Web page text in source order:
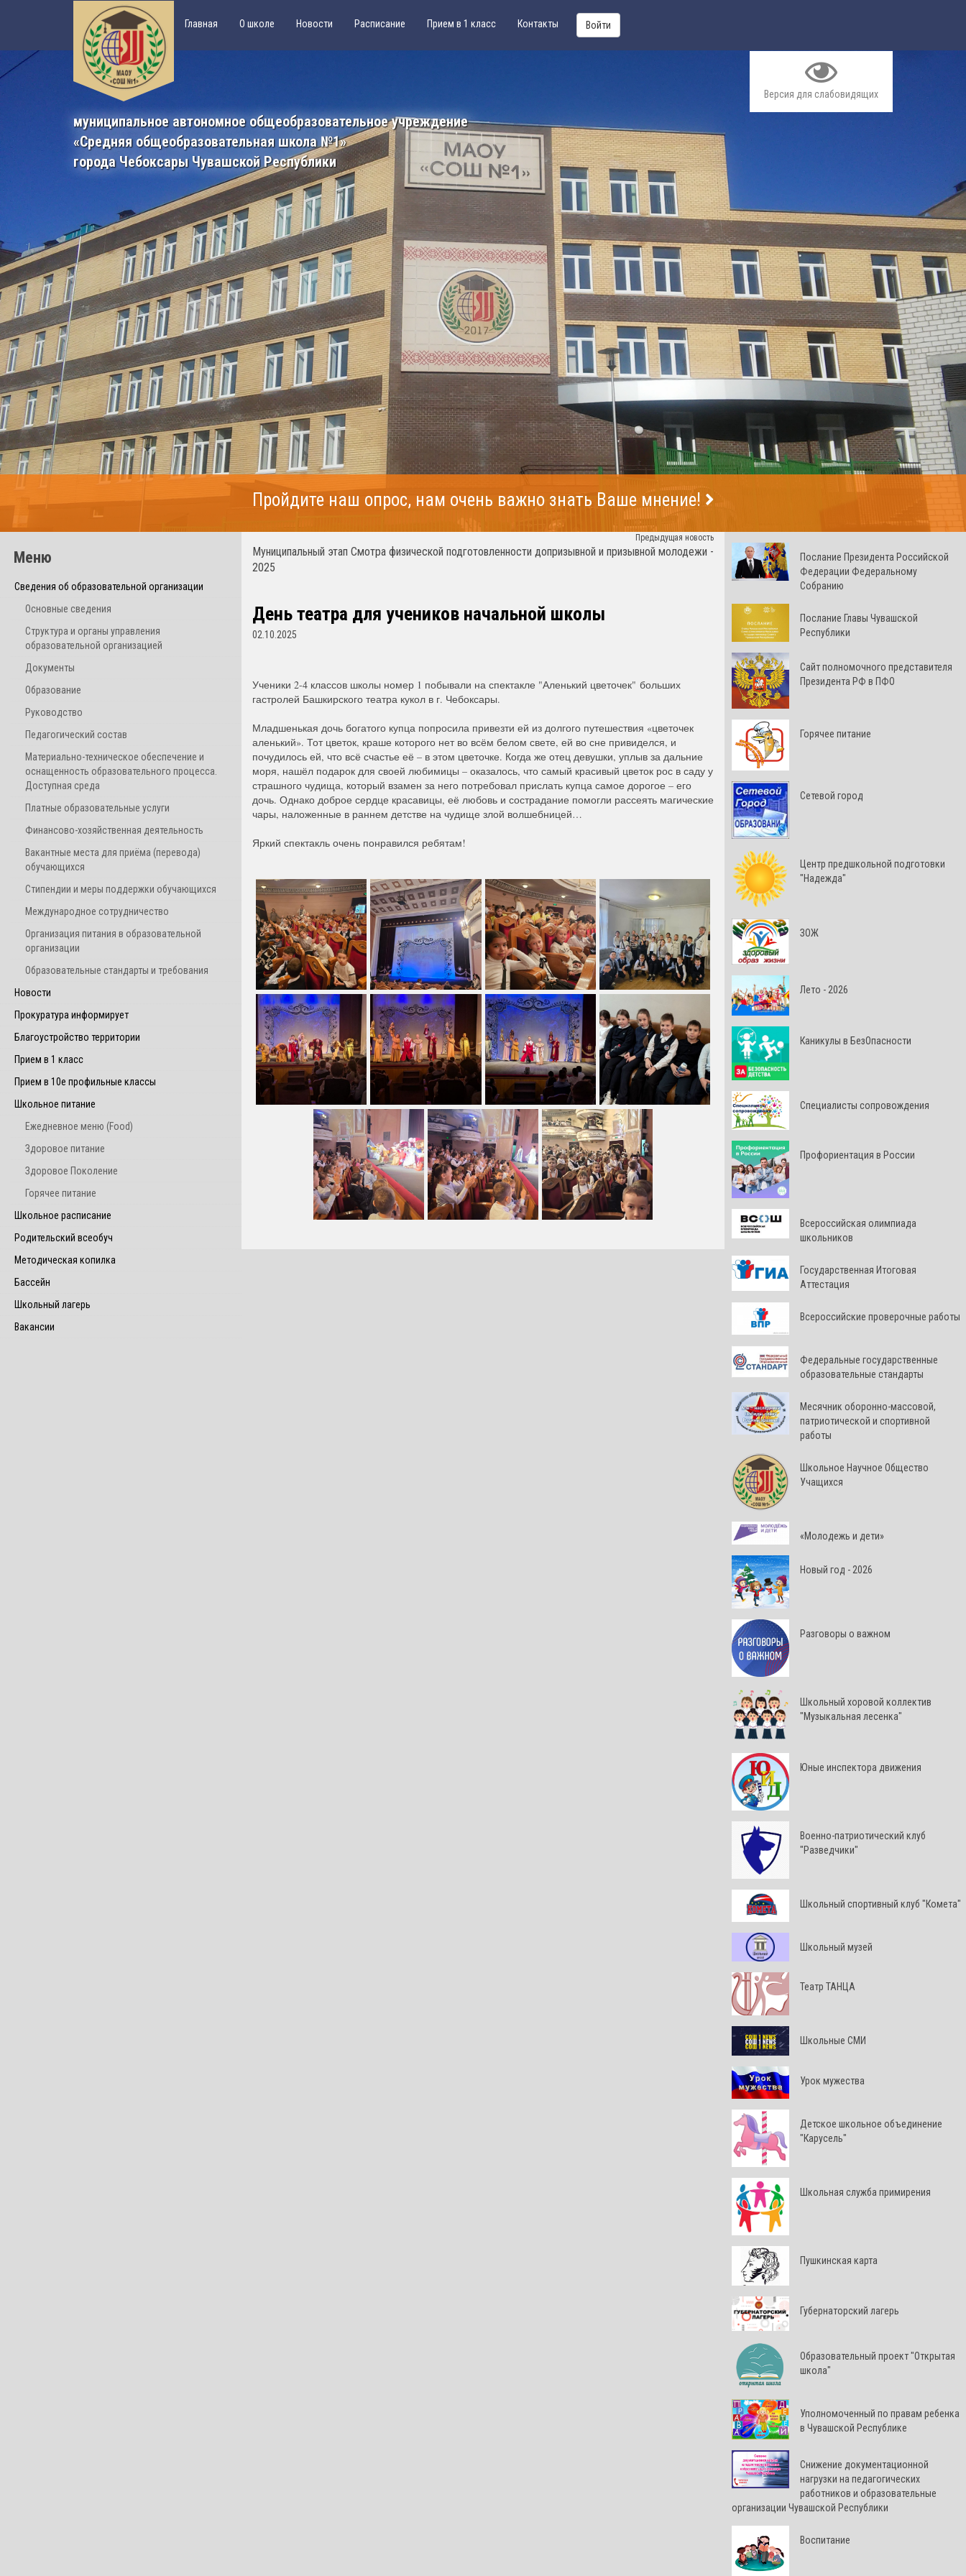
Главная О школе Новости Расписание Прием в 1 класс Контакты Войти
Версия для слабовидящих
муниципальное автономное общеобразовательное учреждение
«Средняя общеобразовательная школа №1»
города Чебоксары Чувашской Республики
Пройдите наш опрос, нам очень важно знать Ваше мнение!
Меню
Сведения об образовательной организации
Основные сведения
Структура и органы управления
образовательной организацией
Документы
Образование
Руководство
Педагогический состав
Материально-техническое обеспечение и
оснащенность образовательного процесса.
Доступная среда
Платные образовательные услуги
Финансово-хозяйственная деятельность
Вакантные места для приёма (перевода)
обучающихся
Стипендии и меры поддержки обучающихся
Международное сотрудничество
Организация питания в образовательной
организации
Образовательные стандарты и требования
Новости
Прокуратура информирует
Благоустройство территории
Прием в 1 класс
Прием в 10е профильные классы
Школьное питание
Ежедневное меню (Food)
Здоровое питание
Здоровое Поколение
Горячее питание
Школьное расписание
Родительский всеобуч
Методическая копилка
Бассейн
Школьный лагерь
Вакансии
Предыдущая новость
Муниципальный этап Смотра физической подготовленности допризывной и призывной молодежи -
2025
День театра для учеников начальной школы
02.10.2025
Ученики 2-4 классов школы номер 1 побывали на спектакле "Аленький цветочек" больших
гастролей Башкирского театра кукол в г. Чебоксары.
Младшенькая дочь богатого купца попросила привезти ей из долгого путешествия «цветочек
аленький». Тот цветок, краше которого нет во всём белом свете, ей во сне привиделся, и
почудилось ей, что всё счастье её – в этом цветочке. Когда же отец девушки, уплыв за дальние
моря, нашёл подарок для своей любимицы – оказалось, что самый красивый цветок рос в саду у
страшного чудища, который взамен за него потребовал прислать купца самое дорогое – его
дочь. Однако доброе сердце красавицы, её любовь и сострадание помогли рассеять магические
чары, наложенные в раннем детстве на чудище злой волшебницей…
Яркий спектакль очень понравился ребятам!
Послание Президента Российской
Федерации Федеральному
Собранию
Послание Главы Чувашской
Республики
Cайт полномочного представителя
Президента РФ в ПФО
Горячее питание
Сетевой город
Центр предшкольной подготовки
"Надежда"
ЗОЖ
Лето - 2026
Каникулы в БезОпасности
Специалисты сопровождения
Профориентация в России
Всероссийская олимпиада
школьников
Государственная Итоговая
Аттестация
Всероссийские проверочные работы
Федеральные государственные
образовательные стандарты
Месячник оборонно-массовой,
патриотической и спортивной
работы
Школьное Научное Общество
Учащихся
«Молодежь и дети»
Новый год - 2026
Разговоры о важном
Школьный хоровой коллектив
"Музыкальная лесенка"
Юные инспектора движения
Военно-патриотический клуб
"Разведчики"
Школьный спортивный клуб "Комета"
Школьный музей
Театр ТАНЦА
Школьные СМИ
Урок мужества
Детское школьное объединение
"Карусель"
Школьная служба примирения
Пушкинская карта
Губернаторский лагерь
Образовательный проект "Открытая
школа"
Уполномоченный по правам ребенка
в Чувашской Республике
Снижение документационной
нагрузки на педагогических
работников и образовательные
организации Чувашской Республики
Воспитание